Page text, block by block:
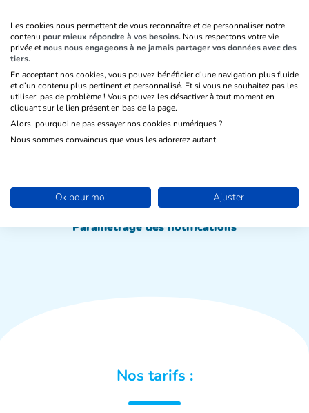
2
Paramétrage des accès à l’Espace
3
Paramétrage des pages de l’Espace :
Paramétrage des notifications
Nos tarifs :
Les cookies nous permettent de vous reconnaître et de personnaliser notre
contenu pour mieux répondre à vos besoins. Nous respectons votre vie
privée etnous nous engageons à ne jamais partager vos données avec des
tiers.
En acceptant nos cookies, vous pouvez bénéficier d’une navigation plus fluide
et d’un contenu plus pertinent et personnalisé. Et si vous ne souhaitez pas les
utiliser, pas de problème ! Vous pouvez les désactiver à tout moment en
cliquant sur le lien présent en bas de la page.
Alors, pourquoi ne pas essayer nos cookies numériques ?
Nous sommes convaincus que vous les adorerez autant.
Ok pour moi Ajuster